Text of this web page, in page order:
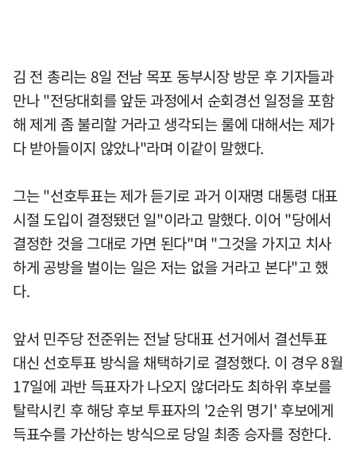
김 전 총리는 8일 전남 목포 동부시장 방문 후 기자들과
만나 "전당대회를 앞둔 과정에서 순회경선 일정을 포함
해 제게 좀 불리할 거라고 생각되는 룰에 대해서는 제가
다 받아들이지 않았나"라며 이같이 말했다.
그는 "선호투표는 제가 듣기로 과거 이재명 대통령 대표
시절 도입이 결정됐던 일"이라고 말했다. 이어 "당에서
결정한 것을 그대로 가면 된다"며 "그것을 가지고 치사
하게 공방을 벌이는 일은 저는 없을 거라고 본다"고 했
다.
앞서 민주당 전준위는 전날 당대표 선거에서 결선투표
대신 선호투표 방식을 채택하기로 결정했다. 이 경우 8월
17일에 과반 득표자가 나오지 않더라도 최하위 후보를
탈락시킨 후 해당 후보 투표자의 '2순위 명기' 후보에게
득표수를 가산하는 방식으로 당일 최종 승자를 정한다.